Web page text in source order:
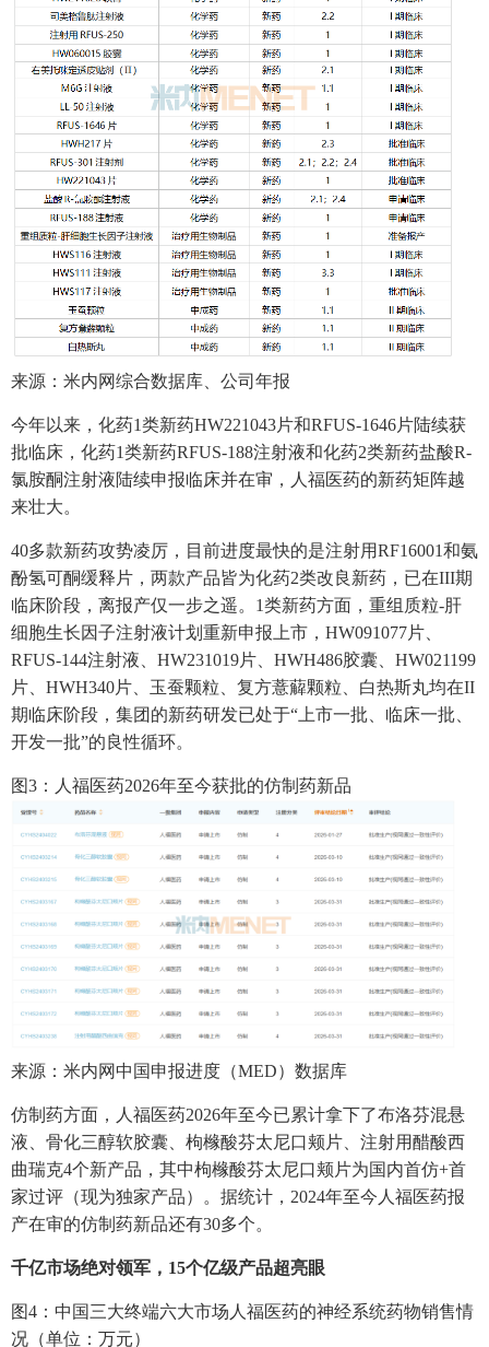
来源：米内网综合数据库、公司年报
今年以来，化药1类新药HW221043片和RFUS-1646片陆续获
批临床，化药1类新药RFUS-188注射液和化药2类新药盐酸R-
氯胺酮注射液陆续申报临床并在审，人福医药的新药矩阵越
来壮大。
40多款新药攻势凌厉，目前进度最快的是注射用RF16001和氨
酚氢可酮缓释片，两款产品皆为化药2类改良新药，已在III期
临床阶段，离报产仅一步之遥。1类新药方面，重组质粒-肝
细胞生长因子注射液计划重新申报上市，HW091077片、
RFUS-144注射液、HW231019片、HWH486胶囊、HW021199
片、HWH340片、玉蚕颗粒、复方薏薢颗粒、白热斯丸均在II
期临床阶段，集团的新药研发已处于“上市一批、临床一批、
开发一批”的良性循环。
图3：人福医药2026年至今获批的仿制药新品
来源：米内网中国申报进度（MED）数据库
仿制药方面，人福医药2026年至今已累计拿下了布洛芬混悬
液、骨化三醇软胶囊、枸橼酸芬太尼口颊片、注射用醋酸西
曲瑞克4个新产品，其中枸橼酸芬太尼口颊片为国内首仿+首
家过评（现为独家产品）。据统计，2024年至今人福医药报
产在审的仿制药新品还有30多个。
千亿市场绝对领军，15个亿级产品超亮眼
图4：中国三大终端六大市场人福医药的神经系统药物销售情
况（单位：万元）